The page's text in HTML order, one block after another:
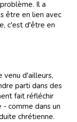
Il a
être en lien avec
c'est d'être en
venu d'ailleurs,
parti dans des
fait réfléchir
comme dans un
chrétienne.